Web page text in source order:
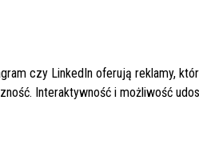
czy LinkedIn oferują reklamy,
Interaktywność i możliwość